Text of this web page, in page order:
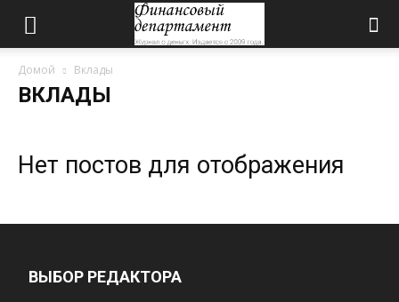
Домой Вклады
ВКЛАДЫ
Нет постов для отображения
ВЫБОР РЕДАКТОРА